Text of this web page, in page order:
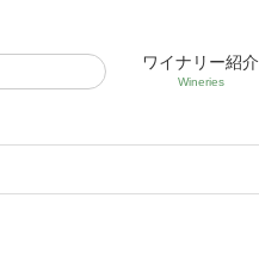
ワイナリー紹介
Wineries